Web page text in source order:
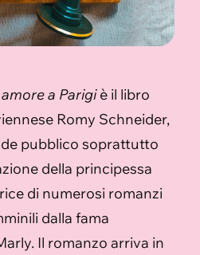
a Parigiè il libro
Romy Schneider,
pubblico soprattutto
della principessa
di numerosi romanzi
dalla fama
Il romanzo arriva in